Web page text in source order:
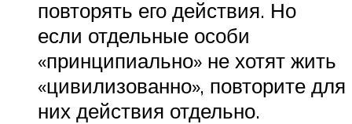
повторять его действия. Но
если отдельные особи
«принципиально» не хотят жить
«цивилизованно», повторите для
них действия отдельно.